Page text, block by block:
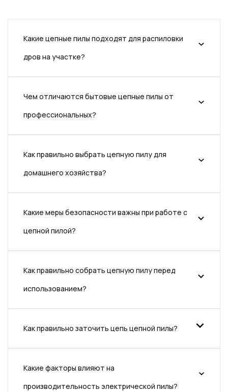
Какие цепные пилы подходят для распиловки
дров на участке?
Чем отличаются бытовые цепные пилы от
профессиональных?
Как правильно выбрать цепную пилу для
домашнего хозяйства?
Какие меры безопасности важны при работе с
цепной пилой?
Как правильно собрать цепную пилу перед
использованием?
Как правильно заточить цепь цепной пилы?
Какие факторы влияют на
производительность электрической пилы?